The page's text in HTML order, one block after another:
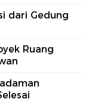
dari Gedung
Ruang